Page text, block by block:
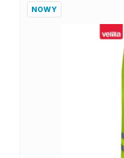
NOWY